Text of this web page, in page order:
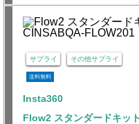
サプライ その他サプライ
送料無料
Insta360
Flow2 スタンダードキッ